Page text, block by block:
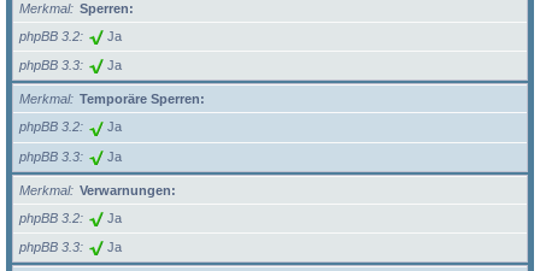
Merkmal
Sperren:
phpBB 3.2
Ja
phpBB 3.3 Ja
Merkmal
Temporäre Sperren:
phpBB 3.2
Ja
phpBB 3.3 Ja
Merkmal
Verwarnungen:
phpBB 3.2
Ja
phpBB 3.3 Ja